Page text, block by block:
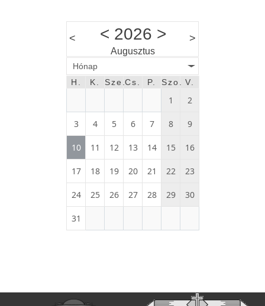
< < 2026 >
Augusztus
>
Hónap
H.
K. Sze.Cs. P. Szo. V.
1 2
3 4 5 6 7 8 9
10 11 12 13 14 15 16
17 18 19 20 21 22 23
24 25 26 27 28 29 30
31